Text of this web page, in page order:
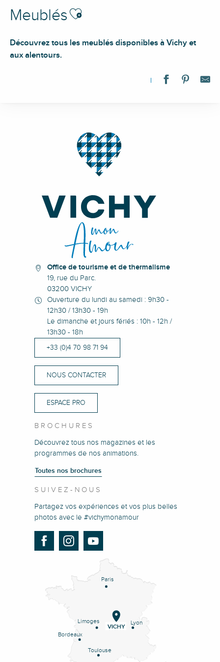
Meublés Ajouter aux favoris
Découvrez tous les meublés disponibles à Vichy et
aux alentours.
Résidence Longchamp - F3
Source de l'Hôpital
Le Cercle International
Office de tourisme et de thermalisme
19, rue du Parc.
03200 VICHY
Ouverture du lundi au samedi : 9h30 -
12h30 / 13h30 - 19h
Le dimanche et jours fériés : 10h - 12h /
13h30 - 18h
+33 (0)4 70 98 71 94
NOUS CONTACTER
ESPACE PRO
BROCHURES
Découvrez tous nos magazines et les
programmes de nos animations.
Toutes nos brochures
SUIVEZ-NOUS
Partagez vos expériences et vos plus belles
photos avec le #vichymonamour
Paris
Lyon
Limoges
Bordeaux
Toulouse
VICHY